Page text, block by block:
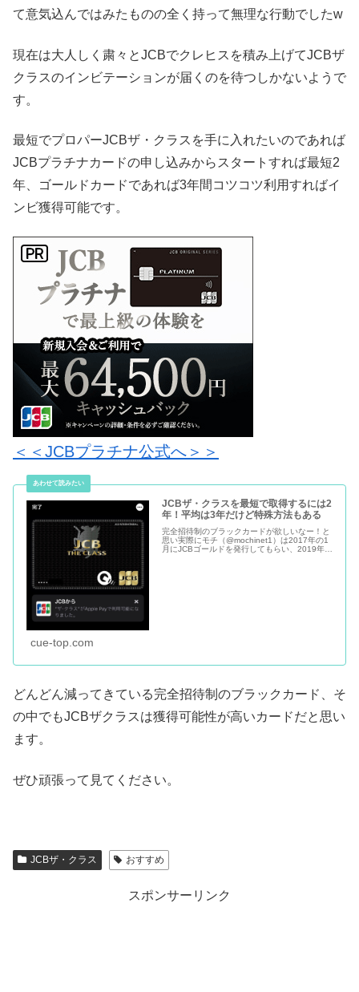
て意気込んではみたものの全く持って無理な行動でしたw
現在は大人しく粛々とJCBでクレヒスを積み上げてJCBザ
クラスのインビテーションが届くのを待つしかないようで
す。
最短でプロパーJCBザ・クラスを手に入れたいのであれば
JCBプラチナカードの申し込みからスタートすれば最短2
年、ゴールドカードであれば3年間コツコツ利用すればイ
ンビ獲得可能です。
＜＜JCBプラチナ公式へ＞＞
JCBザ・クラスを最短で取得するには2
年！平均は3年だけど特殊方法もある
完全招待制のブラックカードが欲しいなー！と
思い実際にモチ（@mochinet1）は2017年の1
月にJCBゴールドを発行してもらい、2019年
cue-top.com
どんどん減ってきている完全招待制のブラックカード、そ
の中でもJCBザクラスは獲得可能性が高いカードだと思い
ます。
ぜひ頑張って見てください。
JCBザ・クラス おすすめ
スポンサーリンク